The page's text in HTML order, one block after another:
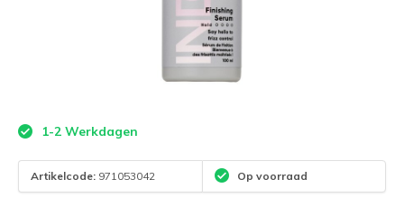
1-2 Werkdagen
Artikelcode: 971053042 Op voorraad